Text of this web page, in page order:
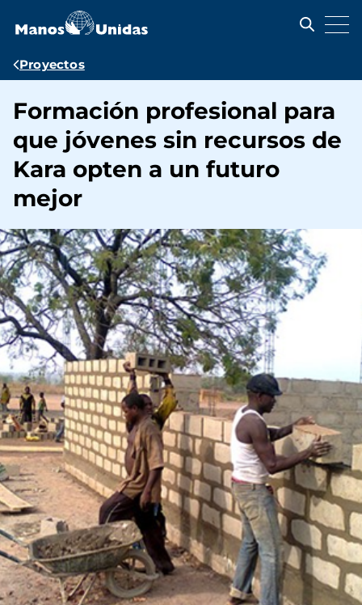
contenido
Ruta
navegación
Proyectos
Formación profesional para
que jóvenes sin recursos de
Kara opten a un futuro
mejor